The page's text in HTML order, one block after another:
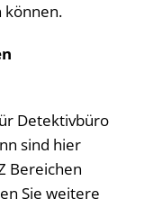
können.
Detektivbüro
sind hier
Bereichen
Sie weitere